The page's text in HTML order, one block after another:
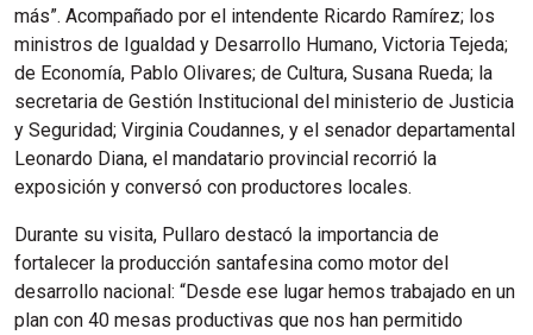
más”. Acompañado por el intendente Ricardo Ramírez; los
ministros de Igualdad y Desarrollo Humano, Victoria Tejeda;
de Economía, Pablo Olivares; de Cultura, Susana Rueda; la
secretaria de Gestión Institucional del ministerio de Justicia
y Seguridad; Virginia Coudannes, y el senador departamental
Leonardo Diana, el mandatario provincial recorrió la
exposición y conversó con productores locales.
Durante su visita, Pullaro destacó la importancia de
fortalecer la producción santafesina como motor del
desarrollo nacional: “Desde ese lugar hemos trabajado en un
plan con 40 mesas productivas que nos han permitido